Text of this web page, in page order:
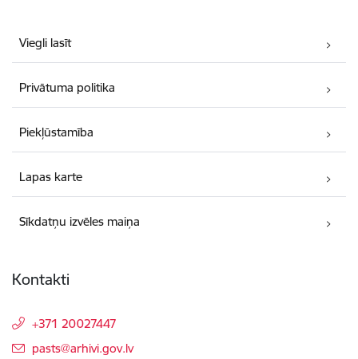
Viegli lasīt
Privātuma politika
Piekļūstamība
Lapas karte
Sīkdatņu izvēles maiņa
Kontakti
+371 20027447
E-pasts:
pasts@arhivi.gov.lv